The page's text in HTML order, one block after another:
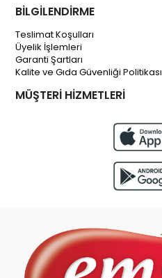
BİLGİLENDİRME
Teslimat Koşulları
Üyelik İşlemleri
Garanti Şartları
Kalite ve Gıda Güvenliği Politikası
MÜŞTERİ HİZMETLERİ